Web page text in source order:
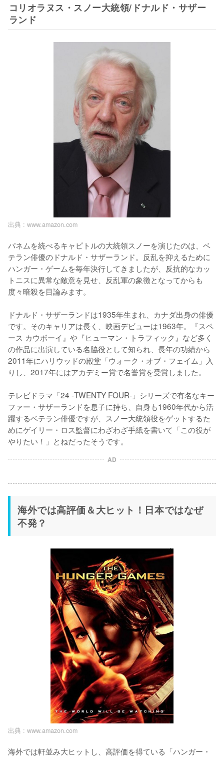
コリオラヌス・スノー大統領/ドナルド・サザー
ランド
出典 : www.amazon.com
パネムを統べるキャピトルの大統領スノーを演じたのは、ベ
テラン俳優のドナルド・サザーランド。反乱を抑えるために
ハンガー・ゲームを毎年決行してきましたが、反抗的なカッ
トニスに異常な敵意を見せ、反乱軍の象徴となってからも
度々暗殺を目論みます。
ドナルド・サザーランドは1935年生まれ、カナダ出身の俳優
です。そのキャリアは長く、映画デビューは1963年。『スペ
ース カウボーイ』や『ヒューマン・トラフィック』など多く
の作品に出演している名脇役として知られ、長年の功績から
2011年にハリウッドの殿堂「ウォーク・オブ・フェイム」入
りし、2017年にはアカデミー賞で名誉賞を受賞しました。
テレビドラマ「24 -TWENTY FOUR-」シリーズで有名なキー
ファー・サザーランドを息子に持ち、自身も1960年代から活
躍するベテラン俳優ですが、スノー大統領役をゲットするた
めにゲイリー・ロス監督にわざわざ手紙を書いて「この役が
やりたい！」とねだったそうです。
AD
海外では高評価＆大ヒット！日本ではなぜ
不発？
出典 : www.amazon.com
海外では軒並み大ヒットし、高評価を得ている「ハンガー・